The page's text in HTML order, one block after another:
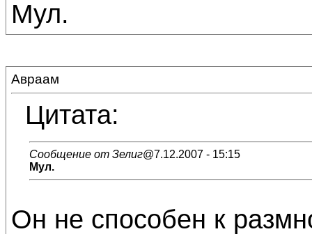
Мул.
Авраам
Цитата:
Сообщение от Зелиг@7.12.2007 - 15:15
Мул.
Он не способен к